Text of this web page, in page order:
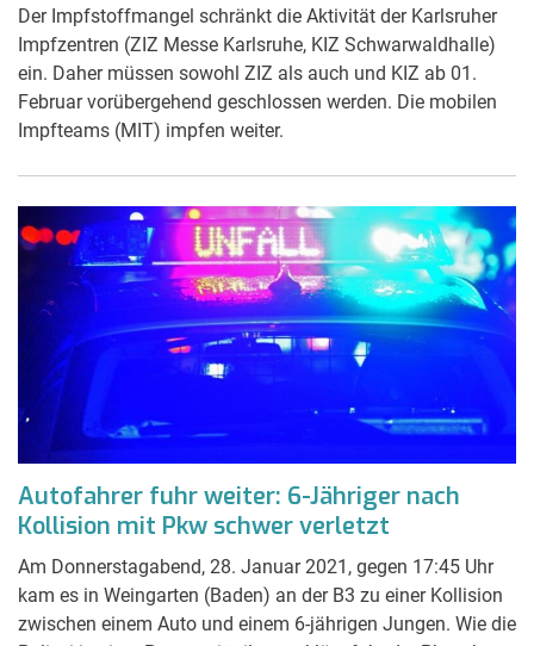
Der Impfstoffmangel schränkt die Aktivität der Karlsruher
Impfzentren (ZIZ Messe Karlsruhe, KIZ Schwarwaldhalle)
ein. Daher müssen sowohl ZIZ als auch und KIZ ab 01.
Februar vorübergehend geschlossen werden. Die mobilen
Impfteams (MIT) impfen weiter.
Autofahrer fuhr weiter: 6-Jähriger nach
Kollision mit Pkw schwer verletzt
Am Donnerstagabend, 28. Januar 2021, gegen 17:45 Uhr
kam es in Weingarten (Baden) an der B3 zu einer Kollision
zwischen einem Auto und einem 6-jährigen Jungen. Wie die